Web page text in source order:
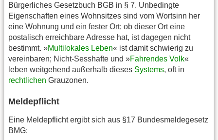
Bürgerliches Gesetzbuch BGB in § 7. Unbedingte
Eigenschaften eines Wohnsitzes sind vom Wortsinn her
eine Wohnung und ein fester Ort; ob dieser Ort eine
postalisch erreichbare Adresse hat, ist dagegen nicht
bestimmt. »Multilokales Leben« ist damit schwierig zu
vereinbaren; Nicht-Sesshafte und »Fahrendes Volk«
leben weitgehend außerhalb dieses Systems, oft in
rechtlichen Grauzonen.
Meldepflicht
Eine Meldepflicht ergibt sich aus §17 Bundesmeldegesetz
BMG: